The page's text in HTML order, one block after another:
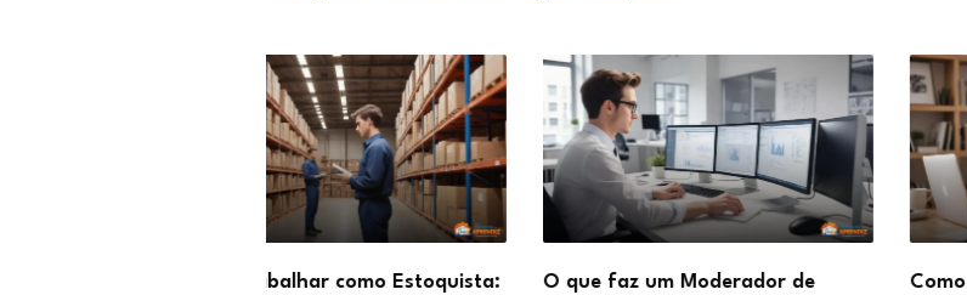
O que faz um Moderador de
Como ser um Afiliado de Sucesso